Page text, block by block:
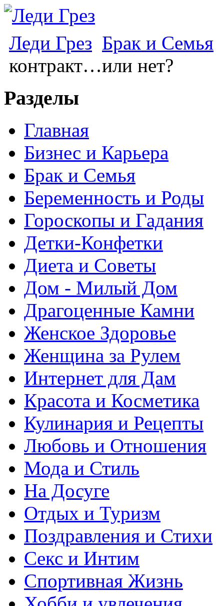
Леди Грез Брак и Семья
контракт…или нет?
Разделы
Главная
Бизнес и Карьера
Брак и Семья
Беременность и Роды
Гороскопы и Гадания
Детки-Конфетки
Диета и Советы
Дом - Милый Дом
Драгоценные Камни
Женское Здоровье
Женщина за Рулем
Интернет для Дам
Красота и Косметика
Кулинария и Рецепты
Любовь и Отношения
Мода и Стиль
На Досуге
Отдых и Туризм
Поздравления и Стихи
Секс и Интим
Спортивная Жизнь